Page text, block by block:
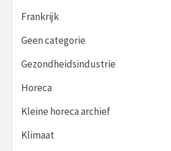
Frankrijk
Geen categorie
Gezondheidsindustrie
Horeca
Kleine horeca archief
Klimaat